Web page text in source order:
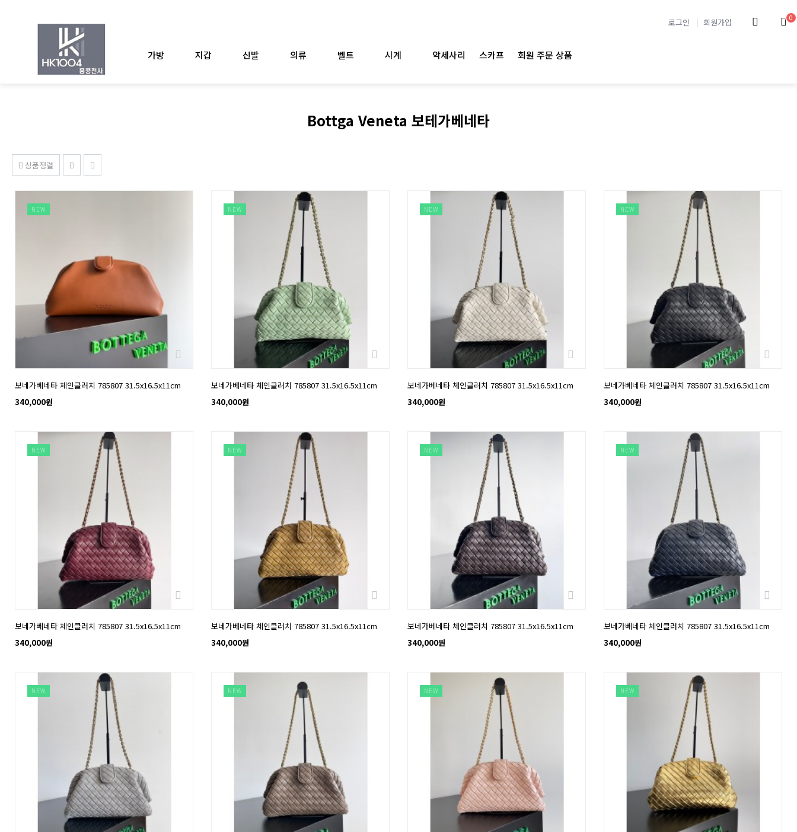
로그인 회원가입
가방 지갑 신발 의류 벨트 시계 악세사리 스카프 회원 주문 상품
0
Bottga Veneta 보테가베네타
상품정렬
NEW
보네가베네타 체인클러치 785807 31.5x16.5x11cm
340,000원
NEW
보네가베네타 체인클러치 785807 31.5x16.5x11cm
340,000원
NEW
보네가베네타 체인클러치 785807 31.5x16.5x11cm
340,000원
NEW
보네가베네타 체인클러치 785807 31.5x16.5x11cm
340,000원
NEW
보네가베네타 체인클러치 785807 31.5x16.5x11cm
340,000원
NEW
보네가베네타 체인클러치 785807 31.5x16.5x11cm
340,000원
NEW
보네가베네타 체인클러치 785807 31.5x16.5x11cm
340,000원
NEW
보네가베네타 체인클러치 785807 31.5x16.5x11cm
340,000원
NEW NEW NEW NEW